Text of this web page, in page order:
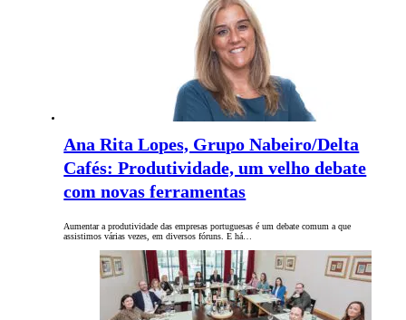
Ana Rita Lopes, Grupo Nabeiro/Delta
Cafés: Produtividade, um velho debate
com novas ferramentas
Aumentar a produtividade das empresas portuguesas é um debate comum a que
assistimos várias vezes, em diversos fóruns. E há…